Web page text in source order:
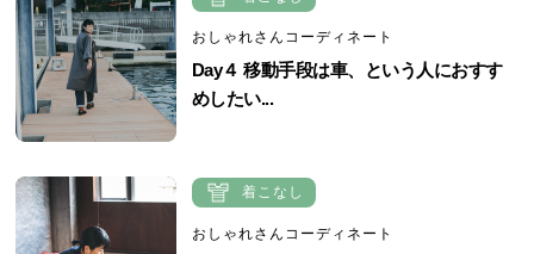
おしゃれさんコーディネート
Day４ 移動手段は車、という人におすす
めしたい...
着こなし
おしゃれさんコーディネート